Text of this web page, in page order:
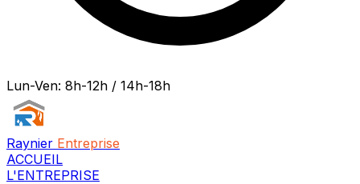
Lun-Ven: 8h-12h / 14h-18h
Raynier Entreprise
ACCUEIL
L'ENTREPRISE